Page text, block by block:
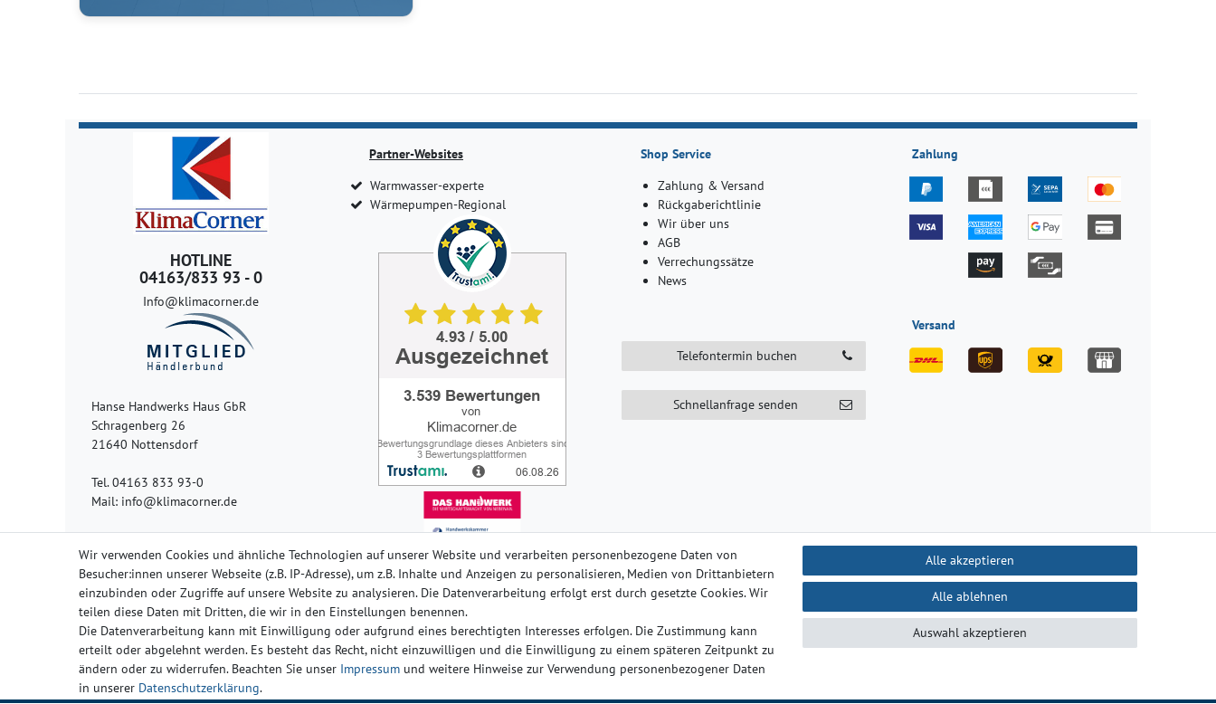
HOTLINE
04163/833 93 - 0
Info@klimacorner.de
Hanse Handwerks Haus GbR
Schragenberg 26
21640 Nottensdorf
Tel. 04163 833 93-0
Mail: info@klimacorner.de
Partner-Websites
Warmwasser-experte
Wärmepumpen-Regional
Shop Service
Zahlung & Versand
Rückgaberichtlinie
Wir über uns
AGB
Verrechungssätze
News
Telefontermin buchen
Schnellanfrage senden
Zahlung
Versand
Impressum Daten­schutz­erklärung AGB Barrierefreiheitserklärung Widerrufs­recht
Wir verwenden Cookies und ähnliche Technologien auf unserer Website und verarbeiten personenbezogene Daten von
Besucher:innen unserer Webseite (z.B. IP-Adresse), um z.B. Inhalte und Anzeigen zu personalisieren, Medien von Drittanbietern
einzubinden oder Zugriffe auf unsere Website zu analysieren. Die Datenverarbeitung erfolgt erst durch gesetzte Cookies. Wir
teilen diese Daten mit Dritten, die wir in den Einstellungen benennen.
Die Datenverarbeitung kann mit Einwilligung oder aufgrund eines berechtigten Interesses erfolgen. Die Zustimmung kann
erteilt oder abgelehnt werden. Es besteht das Recht, nicht einzuwilligen und die Einwilligung zu einem späteren Zeitpunkt zu
ändern oder zu widerrufen. Beachten Sie unser Impressum und weitere Hinweise zur Verwendung personenbezogener Daten
in unserer Daten­schutz­erklärung.
Alle akzeptieren
Alle ablehnen
Auswahl akzeptieren
© Copyright 2024-2025 | Alle Rechte vorbehalten.
Widerrufs­recht Widerrufs­formular Impressum Daten­schutz­erklärung AGB Kontakt